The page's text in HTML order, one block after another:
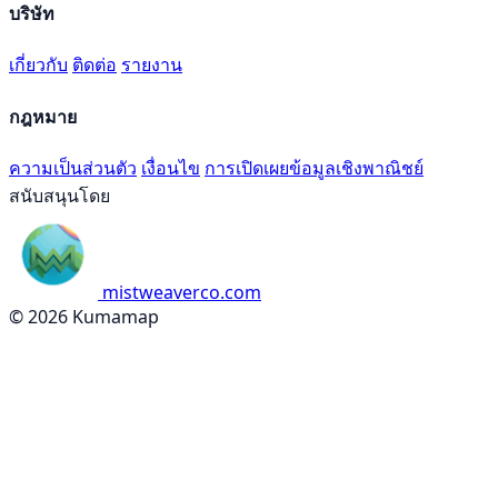
บริษัท
เกี่ยวกับ ติดต่อ รายงาน
กฎหมาย
ความเป็นส่วนตัว เงื่อนไข การเปิดเผยข้อมูลเชิงพาณิชย์
สนับสนุนโดย
mistweaverco.com
© 2026 Kumamap